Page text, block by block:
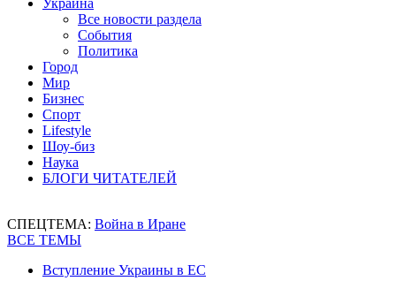
Украина
Все новости раздела
События
Политика
Город
Мир
Бизнес
Спорт
Lifestyle
Шоу-биз
Наука
БЛОГИ ЧИТАТЕЛЕЙ
СПЕЦТЕМА: Война в Иране
ВСЕ ТЕМЫ
Вступление Украины в ЕС